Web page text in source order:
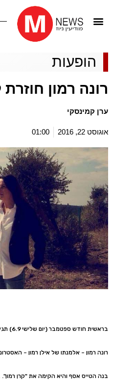
הופעות
רונה רמון חוזרת
ערן קמינסקי
אוגוסט 22, 2016 01:00
בראשית
רונה רמון – אלמנתו של אילן רמון –
בנה הטייס אסף והיא הקימה את "קרן